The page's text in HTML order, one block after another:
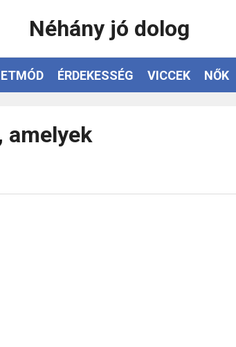
Néhány jó dolog
ÉRDEKESSÉG VICCEK NŐK
amelyek